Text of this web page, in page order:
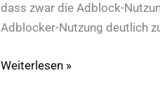
dass zwar die Adblock-
Adblocker-Nutzung deutlich
Mobile
Weiterlesen »